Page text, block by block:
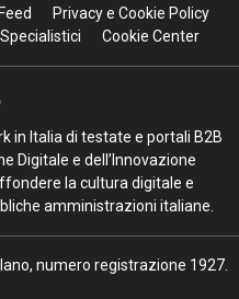
Privacy e Cookie Policy
Cookie Center
in Italia di testate e portali B2B
Digitale e dell’Innovazione
la cultura digitale e
amministrazioni italiane.
numero registrazione 1927.